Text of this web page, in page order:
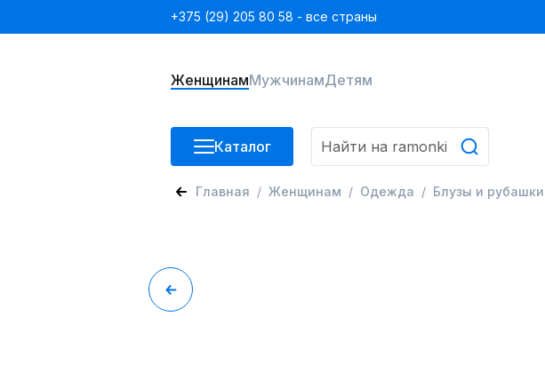
+375 (29) 205 80 58 - все страны
ЖенщинамМужчинамДетям
Каталог
Главная Женщинам Одежда Блузы и рубашки